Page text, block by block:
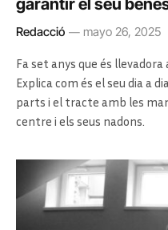
garantir el seu
Redacció mayo 26, 2025
Fa set anys que és llevadora
Explica com és el seu dia a
parts i el tracte amb les
centre i els seus nadons.